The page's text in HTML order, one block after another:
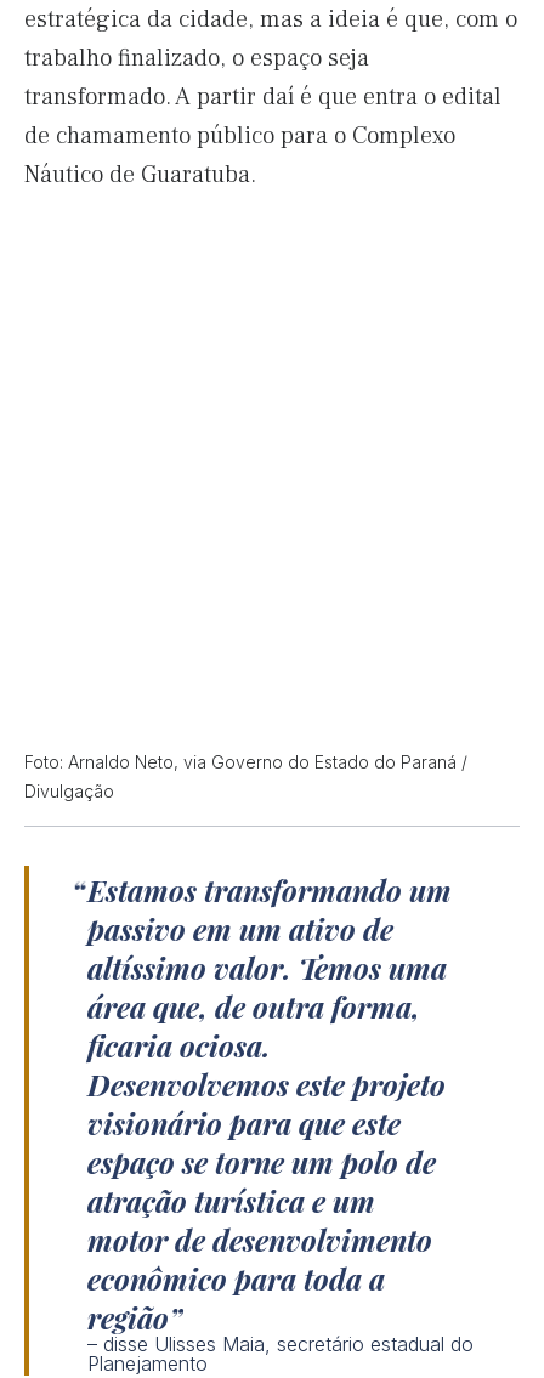
estratégica da cidade, mas a ideia é que, com o
trabalho finalizado, o espaço seja
transformado. A partir daí é que entra o edital
de chamamento público para o Complexo
Náutico de Guaratuba.
Foto: Arnaldo Neto, via Governo do Estado do Paraná /
Divulgação
Estamos transformando um
passivo em um ativo de
altíssimo valor. Temos uma
área que, de outra forma,
ficaria ociosa.
Desenvolvemos este projeto
visionário para que este
espaço se torne um polo de
atração turística e um
motor de desenvolvimento
econômico para toda a
região
– disse Ulisses Maia, secretário estadual do
Planejamento